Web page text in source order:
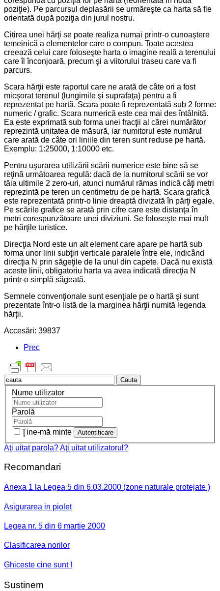
poziţie). Pe parcursul deplasării se urmăreşte ca harta să fie
orientată după poziţia din jurul nostru.
Citirea unei hărţi se poate realiza numai printr-o cunoaştere
temeinică a elementelor care o compun. Toate acestea
creează celui care foloseşte harta o imagine reală a terenului
care îl înconjoară, precum şi a viitorului traseu care va fi
parcurs.
Scara hărţii este raportul care ne arată de câte ori a fost
micşorat terenul (lungimile şi suprafaţa) pentru a fi
reprezentat pe hartă. Scara poate fi reprezentată sub 2 forme:
numeric / grafic. Scara numerică este cea mai des întâlnită.
Ea este exprimată sub forma unei fracţii al cărei numărător
reprezintă unitatea de măsură, iar numitorul este numărul
care arată de câte ori liniile din teren sunt reduse pe hartă.
Exemplu: 1:25000, 1:10000 etc.
Pentru uşurarea utilizării scării numerice este bine să se
reţină următoarea regulă: dacă de la numitorul scării se vor
tăia ultimile 2 zero-uri, atunci numărul rămas indică câţi metri
reprezintă pe teren un centimetru de pe hartă. Scara grafică
este reprezentată printr-o linie dreaptă divizată în părţi egale.
Pe scările grafice se arată prin cifre care este distanţa în
metri corespunzătoare unei diviziuni. Se foloseşte mai mult
pe hărţile turistice.
Direcţia Nord este un alt element care apare pe hartă sub
forma unor linii subţiri verticale paralele între ele, indicând
direcţia N prin săgeţile de la unul din capete. Dacă nu există
aceste linii, obligatoriu harta va avea indicată direcţia N
printr-o simplă săgeată.
Semnele convenţionale sunt esenţiale pe o hartă şi sunt
prezentate într-o listă de la marginea hărţii numită legenda
hărţii.
Accesări: 39837
Prec
Cauta
Nume utilizator
Parolă
Ţine-mă minte
Aţi uitat parola?Aţi uitat utilizatorul?
Recomandari
Anexa 1 la Legea 5 din 6.03.2000 (zone naturale protejate )
Asigurarea in piolet
Legea nr. 5 din 6 martie 2000
Clasificarea norilor
Ghiceste cine sunt !
Sustinem